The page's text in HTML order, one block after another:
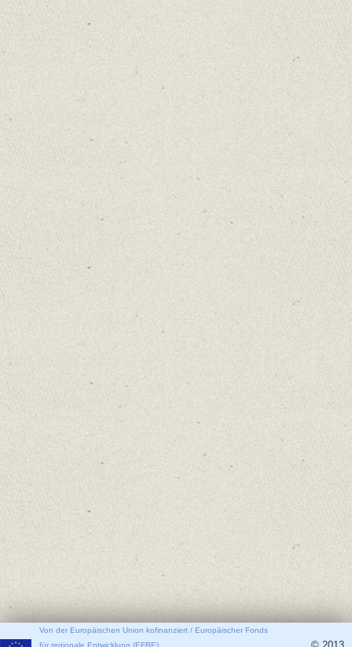
Von der Europäischen Union kofinanziert / Europäischer Fonds
für regionale Entwicklung (EFRE)